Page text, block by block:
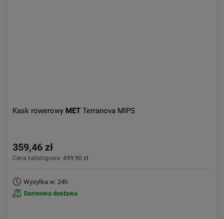
Kask rowerowy MET Terranova MIPS
359,46 zł
Cena katalogowa: 499,90 zł
Wysyłka w: 24h
Darmowa dostawa